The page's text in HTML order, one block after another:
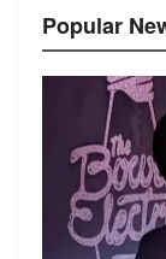
Popular